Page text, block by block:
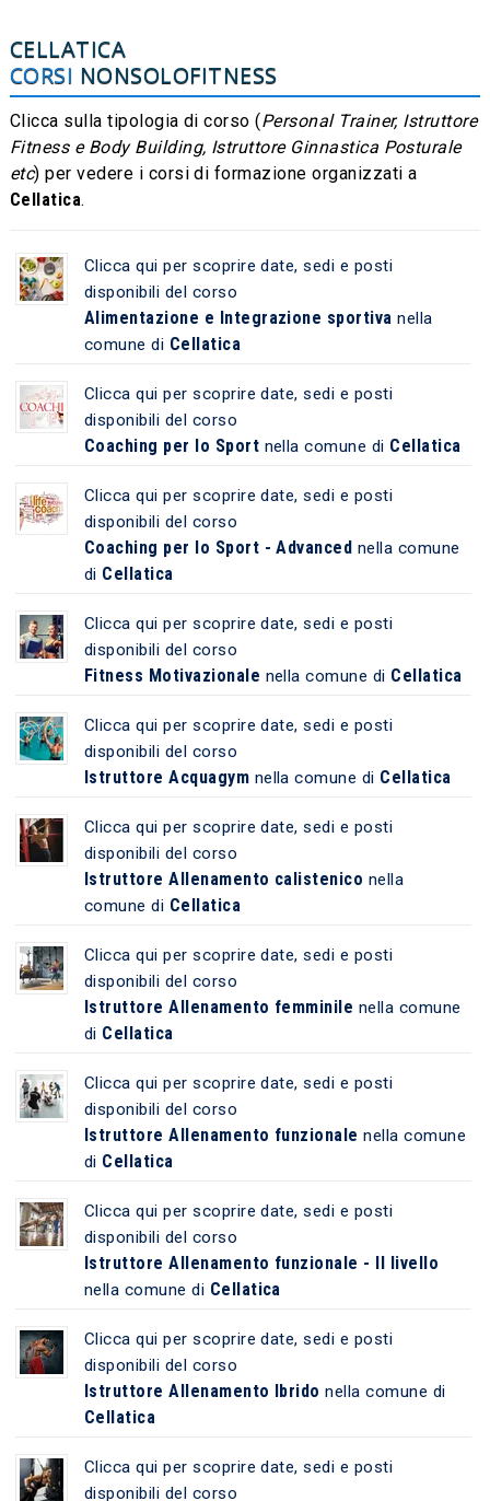
CELLATICA
CORSI NONSOLOFITNESS
Clicca sulla tipologia di corso (Personal Trainer, Istruttore
Fitness e Body Building, Istruttore Ginnastica Posturale
etc) per vedere i corsi di formazione organizzati a
Cellatica.
Clicca qui per scoprire date, sedi e posti
disponibili del corso
Alimentazione e Integrazione sportiva nella
comune di Cellatica
Clicca qui per scoprire date, sedi e posti
disponibili del corso
Coaching per lo Sport nella comune di Cellatica
Clicca qui per scoprire date, sedi e posti
disponibili del corso
Coaching per lo Sport - Advanced nella comune
di Cellatica
Clicca qui per scoprire date, sedi e posti
disponibili del corso
Fitness Motivazionale nella comune di Cellatica
Clicca qui per scoprire date, sedi e posti
disponibili del corso
Istruttore Acquagym nella comune di Cellatica
Clicca qui per scoprire date, sedi e posti
disponibili del corso
Istruttore Allenamento calistenico nella
comune di Cellatica
Clicca qui per scoprire date, sedi e posti
disponibili del corso
Istruttore Allenamento femminile nella comune
di Cellatica
Clicca qui per scoprire date, sedi e posti
disponibili del corso
Istruttore Allenamento funzionale nella comune
di Cellatica
Clicca qui per scoprire date, sedi e posti
disponibili del corso
Istruttore Allenamento funzionale - II livello
nella comune di Cellatica
Clicca qui per scoprire date, sedi e posti
disponibili del corso
Istruttore Allenamento Ibrido nella comune di
Cellatica
Clicca qui per scoprire date, sedi e posti
disponibili del corso